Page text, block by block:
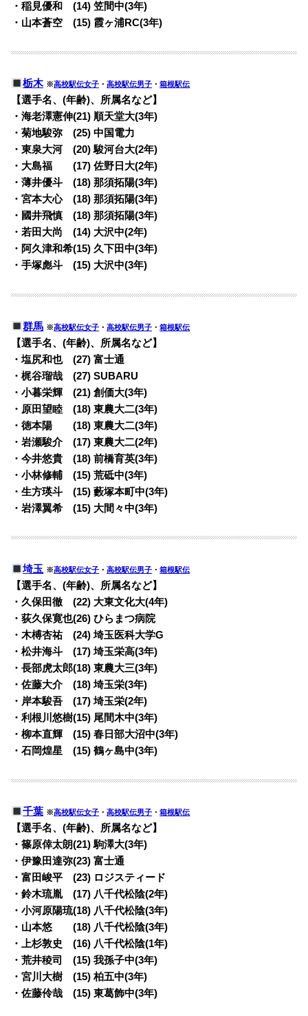
・稲見優和 (14) 笠間中(3年)
・山本蒼空 (15) 霞ヶ浦RC(3年)
栃木 ※高校駅伝女子 ・高校駅伝男子 ・箱根駅伝
【選手名、(年齢)、所属名など】
・海老澤憲伸(21) 順天堂大(3年)
・菊地駿弥 (25) 中国電力
・東泉大河 (20) 駿河台大(2年)
・大島福 (17) 佐野日大(2年)
・薄井優斗 (18) 那須拓陽(3年)
・宮本大心 (18) 那須拓陽(3年)
・國井飛慎 (18) 那須拓陽(3年)
・若田大尚 (14) 大沢中(2年)
・阿久津和希(15) 久下田中(3年)
・手塚彪斗 (15) 大沢中(3年)
群馬 ※高校駅伝女子 ・高校駅伝男子 ・箱根駅伝
【選手名、(年齢)、所属名など】
・塩尻和也 (27) 富士通
・梶谷瑠哉 (27) SUBARU
・小暮栄輝 (21) 創価大(3年)
・原田望睦 (18) 東農大二(3年)
・徳本陽 (18) 東農大二(3年)
・岩瀬駿介 (17) 東農大二(2年)
・今井悠貴 (18) 前橋育英(3年)
・小林修輔 (15) 荒砥中(3年)
・生方瑛斗 (15) 藪塚本町中(3年)
・岩澤翼希 (15) 大間々中(3年)
埼玉 ※高校駅伝女子 ・高校駅伝男子 ・箱根駅伝
【選手名、(年齢)、所属名など】
・久保田徹 (22) 大東文化大(4年)
・荻久保寛也(26) ひらまつ病院
・木榑杏祐 (24) 埼玉医科大学G
・松井海斗 (17) 埼玉栄高(3年)
・長部虎太郎(18) 東農大三(3年)
・佐藤大介 (18) 埼玉栄(3年)
・岸本駿吾 (17) 埼玉栄(2年)
・利根川悠樹(15) 尾間木中(3年)
・柳本直輝 (15) 春日部大沼中(3年)
・石岡煌星 (15) 鶴ヶ島中(3年)
千葉 ※高校駅伝女子 ・高校駅伝男子 ・箱根駅伝
【選手名、(年齢)、所属名など】
・篠原倖太朗(21) 駒澤大(3年)
・伊豫田達弥(23) 富士通
・富田峻平 (23) ロジスティード
・鈴木琉胤 (17) 八千代松陰(2年)
・小河原陽琉(18) 八千代松陰(3年)
・山本悠 (18) 八千代松陰(3年)
・上杉敦史 (16) 八千代松陰(1年)
・荒井稜司 (15) 我孫子中(3年)
・宮川大樹 (15) 柏五中(3年)
・佐藤伶哉 (15) 東葛飾中(3年)